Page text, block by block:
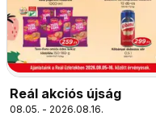
Reál akciós újság
08.05. - 2026.08.16.